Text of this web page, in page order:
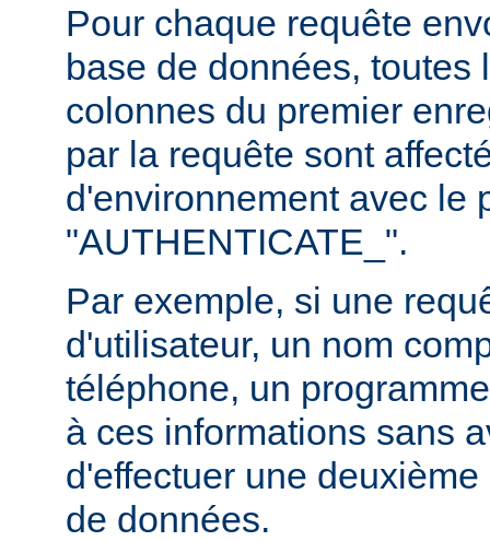
Pour chaque requête
base de données, toutes
colonnes du premier
par la requête sont
d'environnement avec le
"AUTHENTICATE_".
Par exemple, si une
d'utilisateur, un nom
téléphone, un
à ces informations sans
d'effectuer une
de données.